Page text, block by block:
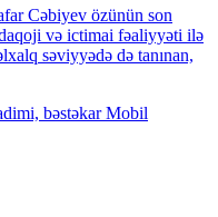
Cəbiyev özünün son
və ictimai fəaliyyəti ilə
səviyyədə də tanınan,
bəstəkar Mobil